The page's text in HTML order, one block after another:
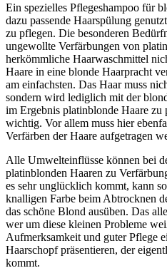
Ein spezielles Pflegeshampoo für
dazu passende Haarspülung
zu pflegen. Die besonderen
ungewollte Verfärbungen von
herkömmliche Haarwaschmittel
Haare in eine blonde Haarpracht
am einfachsten. Das Haar muss
sondern wird lediglich mit der
im Ergebnis platinblonde Haare zu
wichtig. Vor allem muss hier
Verfärben der Haare aufgetragen
Alle Umwelteinflüsse können bei
platinblonden Haaren zu
es sehr unglücklich kommt, kann
knalligen Farbe beim Abtrocknen
das schöne Blond ausüben. Das
wer um diese kleinen Probleme
Aufmerksamkeit und guter Pflege
Haarschopf präsentieren, der
kommt.